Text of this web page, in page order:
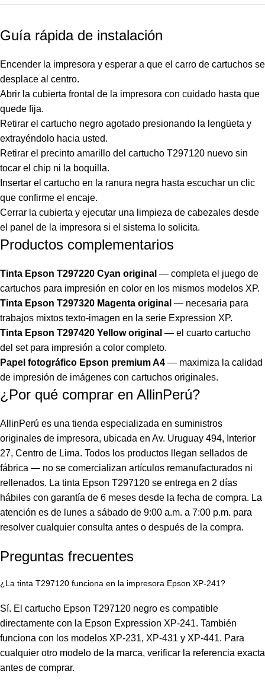
Guía rápida de instalación
Encender la impresora y esperar a que el carro de cartuchos se
desplace al centro.
Abrir la cubierta frontal de la impresora con cuidado hasta que
quede fija.
Retirar el cartucho negro agotado presionando la lengüeta y
extrayéndolo hacia usted.
Retirar el precinto amarillo del cartucho T297120 nuevo sin
tocar el chip ni la boquilla.
Insertar el cartucho en la ranura negra hasta escuchar un clic
que confirme el encaje.
Cerrar la cubierta y ejecutar una limpieza de cabezales desde
el panel de la impresora si el sistema lo solicita.
Productos complementarios
Tinta Epson T297220 Cyan original — completa el juego de
cartuchos para impresión en color en los mismos modelos XP.
Tinta Epson T297320 Magenta original — necesaria para
trabajos mixtos texto-imagen en la serie Expression XP.
Tinta Epson T297420 Yellow original — el cuarto cartucho
del set para impresión a color completo.
Papel fotográfico Epson premium A4 — maximiza la calidad
de impresión de imágenes con cartuchos originales.
¿Por qué comprar en AllinPerú?
AllinPerú es una tienda especializada en suministros
originales de impresora, ubicada en Av. Uruguay 494, Interior
27, Centro de Lima. Todos los productos llegan sellados de
fábrica — no se comercializan artículos remanufacturados ni
rellenados. La tinta Epson T297120 se entrega en 2 días
hábiles con garantía de 6 meses desde la fecha de compra. La
atención es de lunes a sábado de 9:00 a.m. a 7:00 p.m. para
resolver cualquier consulta antes o después de la compra.
Preguntas frecuentes
¿La tinta T297120 funciona en la impresora Epson XP-241?
Sí. El cartucho Epson T297120 negro es compatible
directamente con la Epson Expression XP-241. También
funciona con los modelos XP-231, XP-431 y XP-441. Para
cualquier otro modelo de la marca, verificar la referencia exacta
antes de comprar.